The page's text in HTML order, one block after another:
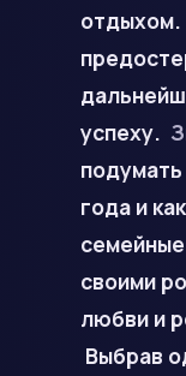
отдыхом.
успеху.
года и
своими
любви и
Выбрав